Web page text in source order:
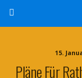
15.
Pläne Für